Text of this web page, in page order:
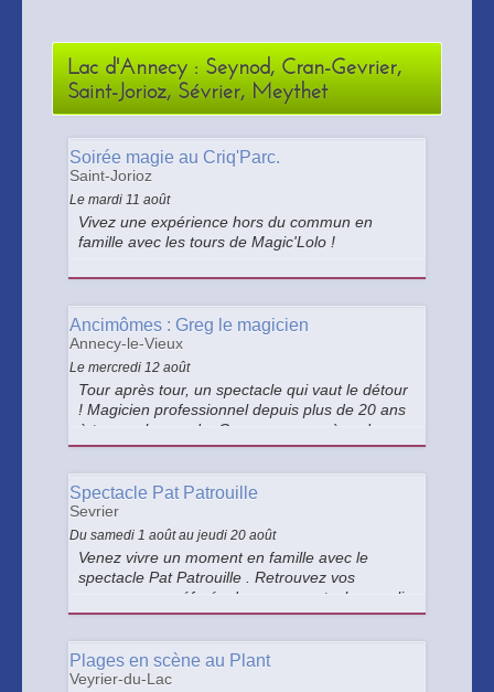
Lac d'Annecy : Seynod, Cran-Gevrier,
Saint-Jorioz, Sévrier, Meythet
Soirée magie au Criq'Parc.
Saint-Jorioz
Le mardi 11 août
Vivez une expérience hors du commun en
famille avec les tours de Magic'Lolo !
Ancimômes : Greg le magicien
Annecy-le-Vieux
Le mercredi 12 août
Tour après tour, un spectacle qui vaut le détour
! Magicien professionnel depuis plus de 20 ans
à travers le monde, Greg vous emmène dans
un tour d'horizon de la magie et d'humour avec
Spectacle Pat Patrouille
Sevrier
Du samedi 1 août au jeudi 20 août
Venez vivre un moment en famille avec le
spectacle Pat Patrouille . Retrouvez vos
personnage préferés dans un spectacle rempli
de musique, de danse, de bonne humeur et de
grands.
Plages en scène au Plant
Veyrier-du-Lac